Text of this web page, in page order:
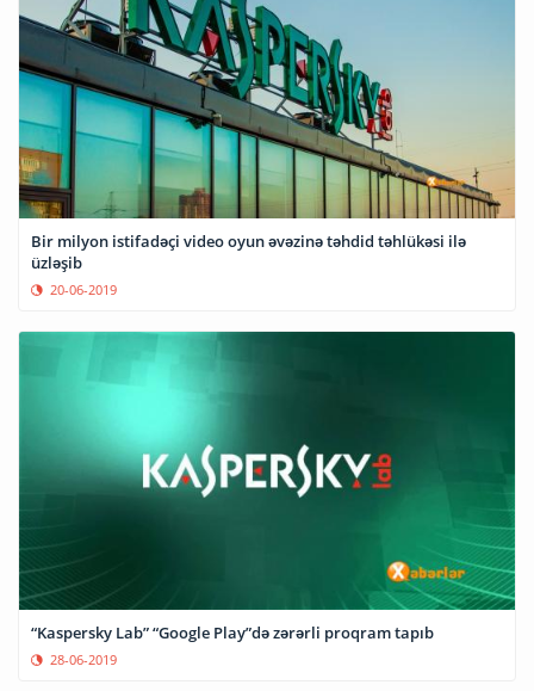
Bir milyon istifadəçi video oyun əvəzinə təhdid təhlükəsi ilə
üzləşib
20-06-2019
“Kaspersky Lab” “Google Play”də zərərli proqram tapıb
28-06-2019